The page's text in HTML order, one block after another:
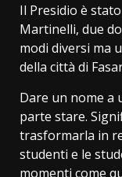
Il Presidio è
Martinelli, due
modi diversi ma
della città di
Dare un nome a
parte stare.
trasformarla in
studenti e le
momenti come